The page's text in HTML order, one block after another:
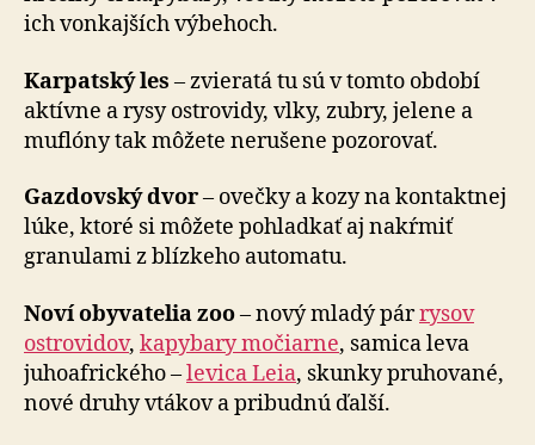
ich vonkajších výbehoch.
Karpatský les – zvieratá tu sú v tomto období
aktívne a rysy ostrovidy, vlky, zubry, jelene a
muflóny tak môžete nerušene pozorovať.
Gazdovský dvor– ovečky a kozy na kontaktnej
lúke, ktoré si môžete pohladkať aj nakŕmiť
granulami z blíz­ke­ho automatu.
Noví obyvatelia zoo– nový mladý párrysov
ostrovidov, kapybary močiarne, samica leva
juhoafrického –levica Leia, skunky pruhované,
nové druhy vtákov a pribudnú ďalší.